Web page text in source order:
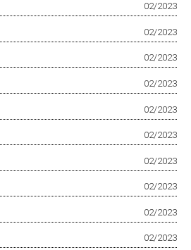
02/2023
02/2023
02/2023
02/2023
02/2023
02/2023
02/2023
02/2023
02/2023
02/2023